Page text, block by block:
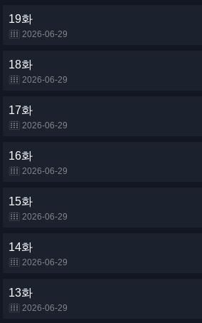
19화
2026-06-29
18화
2026-06-29
17화
2026-06-29
16화
2026-06-29
15화
2026-06-29
14화
2026-06-29
13화
2026-06-29